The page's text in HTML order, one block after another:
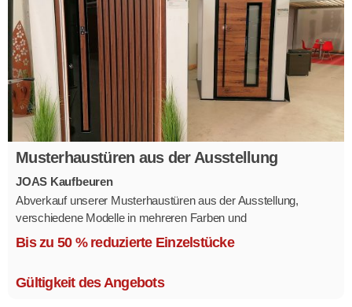
Musterhaustüren aus der Ausstellung
JOAS Kaufbeuren
Abverkauf unserer Musterhaustüren aus der Ausstellung,
verschiedene Modelle in mehreren Farben und
Ausstattungsvarianten.
Bis zu 50 % reduzierte Einzelstücke
Gültigkeit des Angebots